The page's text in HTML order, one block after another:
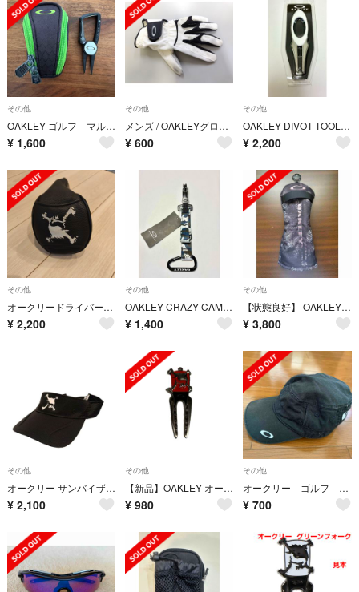
その他
OAKLEY ゴルフ マルチ カラビナ ディボット フォーク➕ボールポーチセット
¥ 1,600
その他
メンズ / OAKLEYグローブ / 25CM
¥ 600
その他
OAKLEY DIVOT TOOL 100 WHITE
¥ 2,200
その他
オークリードライバー用ヘッドカバー
¥ 2,200
その他
OAKLEY CRAZY CAMO KEYCHAINカモ ブルー/グレイ
¥ 1,400
その他
【状態良好】 OAKLEY オークリー フェアウェイウッド用 ヘッドカバー
¥ 3,800
その他
オークリー サンバイザー 帽子 スポーツ レジャー 黒 ブラック ■GY99
¥ 2,100
その他
【新品】OAKLEY オークリー スカル ゴルフ グリーンフォーク
¥ 980
その他
オークリー ゴルフ 帽子
¥ 700